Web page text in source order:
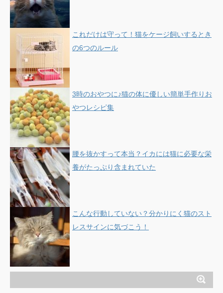
これだけは守って！猫をケージ飼いするとき
の6つのルール
3時のおやつに♪猫の体に優しい簡単手作りお
やつレシピ集
腰を抜かすって本当？イカには猫に必要な栄
養がたっぷり含まれていた
こんな行動していない？分かりにく猫のスト
レスサインに気づこう！